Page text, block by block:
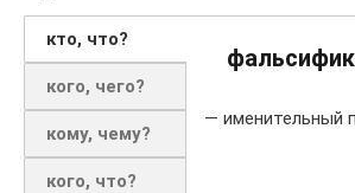
кто, что?
кого, чего?
кому, чему?
кого, что?
— именительный